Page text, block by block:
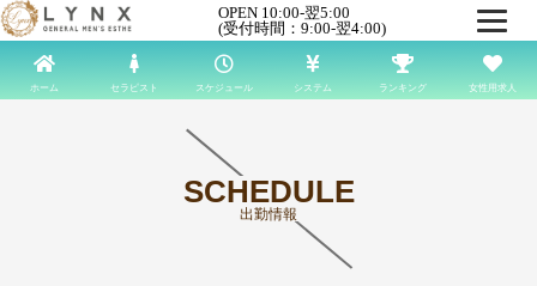
OPEN 10:00-翌5:00
(受付時間：9:00-翌4:00)
ホーム セラピスト スケジュール システム ランキング 女性用求人
SCHEDULE
出勤情報